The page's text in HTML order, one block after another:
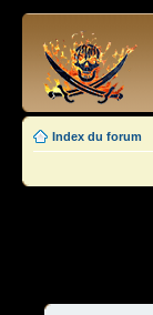
Index du forum